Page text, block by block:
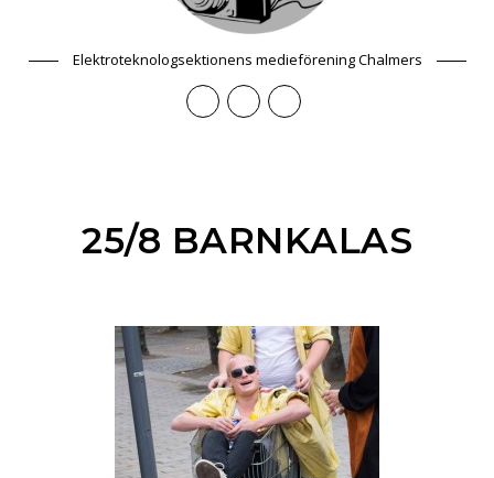
Elektroteknologsektionens medieförening Chalmers
25/8 BARNKALAS